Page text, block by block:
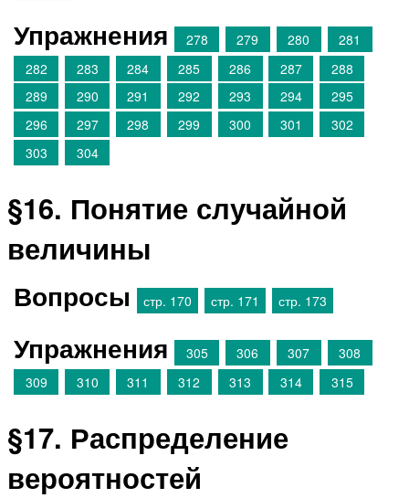
Упражнения 278 279 280
281
282
283 284 285 286 287
288
289
290 291 292 293 294
295
296
297 298 299 300 301
302
303
304
§16. Понятие случайной
величины
Вопросы стр. 170 стр. 171 стр. 173
Упражнения 305 306 307
308
309
310 311 312 313 314 315
§17. Распределение
вероятностей